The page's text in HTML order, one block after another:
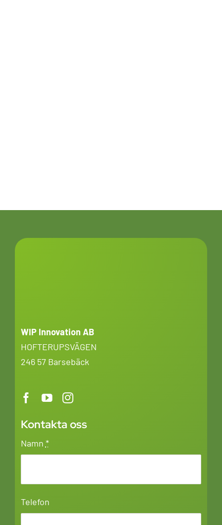
WIP Innovation AB
HOFTERUPSVÄGEN
246 57 Barsebäck
Kontakta oss
Namn *
Telefon